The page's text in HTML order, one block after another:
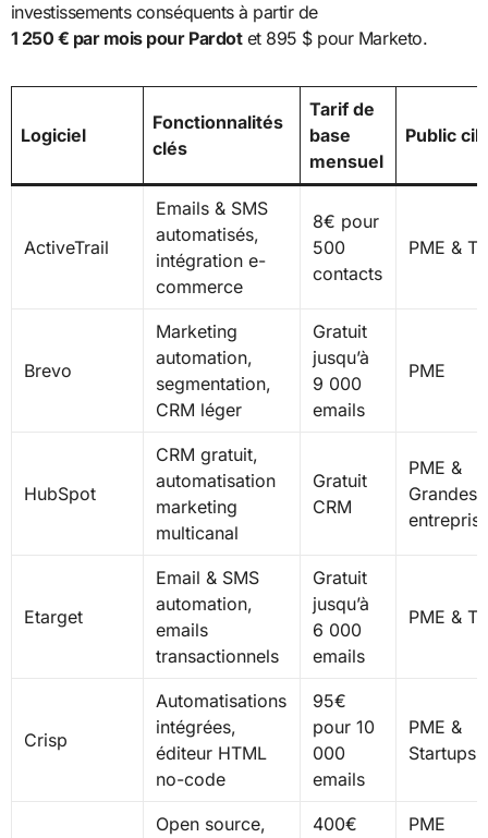
investissements conséquents à partir de
1 250 € par mois pour Pardotet 895 $ pour Marketo.
Logiciel
Fonctionnalités
clés
Tarif de
base
mensuel
Public
ActiveTrail
Emails & SMS
automatisés,
intégration e-
commerce
8€ pour
500
contacts
PME &
Brevo
Marketing
automation,
segmentation,
CRM léger
Gratuit
jusqu’à
9 000
emails
PME
HubSpot
CRM gratuit,
automatisation
marketing
multicanal
Gratuit
CRM
PME &
Grandes
Etarget
Email & SMS
automation,
emails
transactionnels
Gratuit
jusqu’à
6 000
emails
PME &
Crisp
Automatisations
intégrées,
éditeur HTML
no-code
95€
pour 10
000
emails
PME &
Startups
Open source,
400€
PME